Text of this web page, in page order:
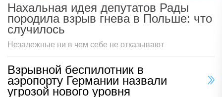
Нахальная идея депутатов Рады
породила взрыв гнева в Польше: что
случилось
Незалежные ни в чем себе не отказывают
Взрывной беспилотник в
аэропорту Германии назвали
угрозой нового уровня